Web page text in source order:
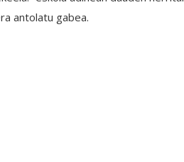
antolatu gabea.